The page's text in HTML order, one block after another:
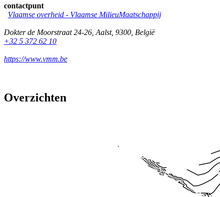
contactpunt
Vlaamse overheid - Vlaamse MilieuMaatschappij
Dokter de Moorstraat 24-26 Aalst, 9300 België
+32 5 372 62 10
https://www.vmm.be
Overzichten